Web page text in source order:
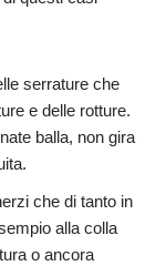
serrature che
e delle rotture.
balla, non gira
che di tanto in
alla colla
o ancora